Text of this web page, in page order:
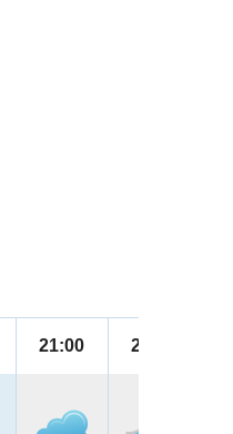
21:00 22:00